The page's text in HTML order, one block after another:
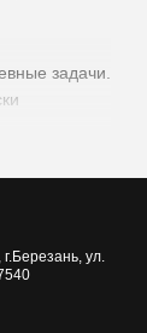
задачи.
этом
г.Березань, ул.